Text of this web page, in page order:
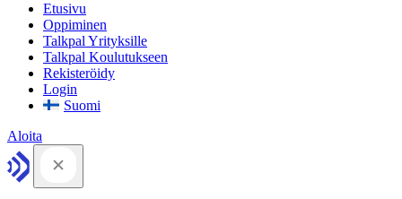
Etusivu
Oppiminen
Talkpal Yrityksille
Talkpal Koulutukseen
Rekisteröidy
Login
Suomi
Aloita